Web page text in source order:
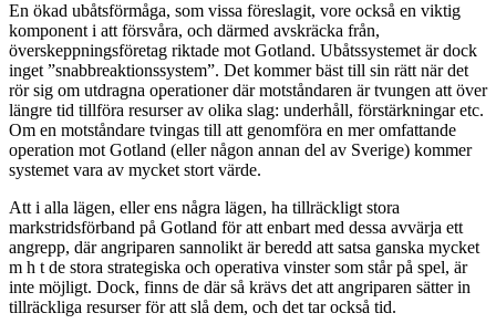
En ökad ubåtsförmåga, som vissa föreslagit, vore också en viktig
komponent i att försvåra, och därmed avskräcka från,
överskeppningsföretag riktade mot Gotland. Ubåtssystemet är dock
inget ”snabbreaktionssystem”. Det kommer bäst till sin rätt när det
rör sig om utdragna operationer där motståndaren är tvungen att över
längre tid tillföra resurser av olika slag: underhåll, förstärkningar etc.
Om en motståndare tvingas till att genomföra en mer omfattande
operation mot Gotland (eller någon annan del av Sverige) kommer
systemet vara av mycket stort värde.
Att i alla lägen, eller ens några lägen, ha tillräckligt stora
markstridsförband på Gotland för att enbart med dessa avvärja ett
angrepp, där angriparen sannolikt är beredd att satsa ganska mycket
m h t de stora strategiska och operativa vinster som står på spel, är
inte möjligt. Dock, finns de där så krävs det att angriparen sätter in
tillräckliga resurser för att slå dem, och det tar också tid.